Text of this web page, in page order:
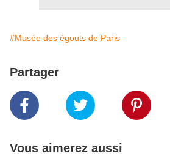
#Musée des égouts de Paris
Partager
Vous aimerez aussi